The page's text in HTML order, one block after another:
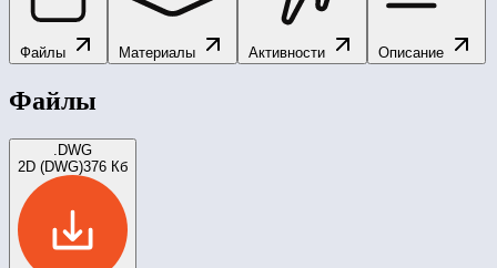
Файлы Материалы Активности Описание
Файлы
.DWG
2D (DWG)376 Кб